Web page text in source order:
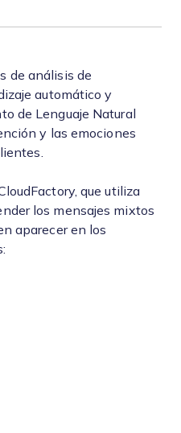
de análisis de
automático y
de Lenguaje Natural
y las emociones
que utiliza
los mensajes mixtos
aparecer en los